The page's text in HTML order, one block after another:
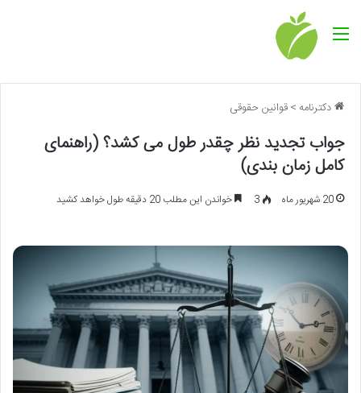
منو
دکترنامه >قوانین حقوقی
جواب تجدید نظر چقدر طول می کشد؟ (راهنمای
کامل زمان بندی)
20 شهریور ماه 3 خواندن این مطلب 20 دقیقه طول خواهد کشید